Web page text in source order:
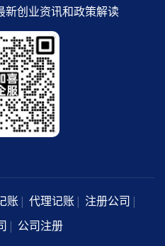
新创业资讯和政策解读
账 代理记账
注册公司
公司注册